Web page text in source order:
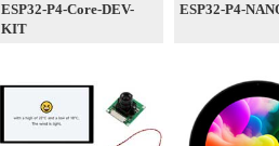
ESP32-P4-Core-DEV-
KIT
ESP32-P4-